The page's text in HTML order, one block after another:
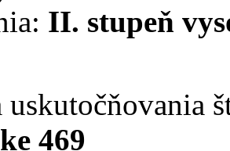
II. stupeň
uskutočňovania
469